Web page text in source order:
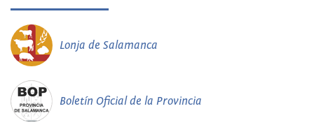
Lonja de Salamanca
Boletín Oficial de la Provincia